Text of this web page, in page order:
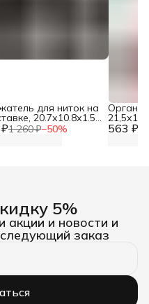
1 260 ₽−50%
для ниток на
20.7х10.8х1.5
см, Арт Узор 563 ₽
5%
и новости и
заказ